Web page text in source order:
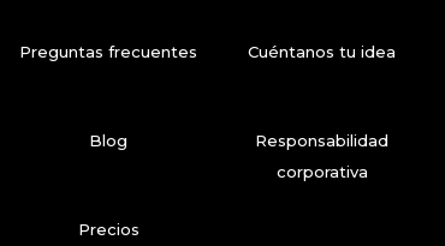
Preguntas frecuentes
Blog
Precios
Cuéntanos tu idea
Responsabilidad
corporativa